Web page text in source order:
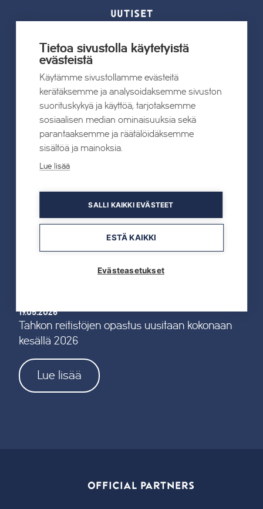
UUTISET
Kaikki uutiset
22.07.2026
Tahkon Talviteatterissa nauretaan
suomalaiselle arjelle
Lue lisää
TAHKOcom palkittiin Vuoden Digiyrityksenä
Lue lisää
19.05.2026
Tahkon reitistöjen opastus uusitaan kokonaan
kesällä 2026
Lue lisää
OFFICIAL PARTNERS
Tietoa sivustolla käytetyistä
evästeistä
Käytämme sivustollamme evästeitä
kerätäksemme ja analysoidaksemme sivuston
suorituskykyä ja käyttöä, tarjotaksemme
sosiaalisen median ominaisuuksia sekä
parantaaksemme ja räätälöidäksemme
sisältöä ja mainoksia.
Lue lisää
SALLI KAIKKI EVÄSTEET
ESTÄ KAIKKI
Evästeasetukset